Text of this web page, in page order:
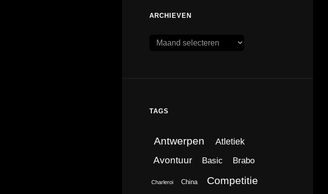
ARCHIEVEN
Archieven
TAGS
Antwerpen Atletiek
Avontuur Basic Brabo
Charleroi China Competitie